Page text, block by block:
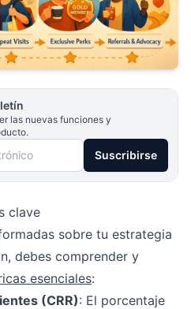
las nuevas funciones y
Suscribirse
clave
sobre tu estrategia
debes comprender y
esenciales:
(CRR): El porcentaje